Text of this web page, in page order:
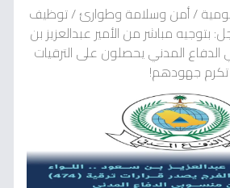
/أمن وسلامة وطوارئ/توظيف
بتوجيه مباشر من الأمير عبدالعزيز بن
بطلاً في الدفاع المدني يحصلون على الترقيات
تكرم جهودهم!